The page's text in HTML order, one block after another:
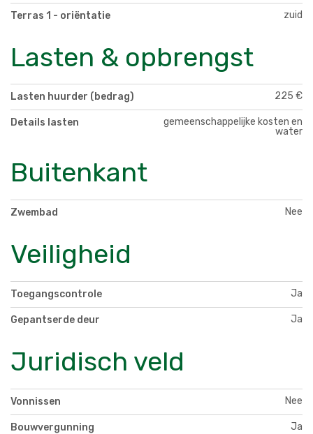
Terras 1 - oriëntatie zuid
Lasten & opbrengst
Lasten huurder (bedrag) 225 €
Details lasten
gemeenschappelijke kosten en
water
Buitenkant
Zwembad Nee
Veiligheid
Toegangscontrole Ja
Gepantserde deur Ja
Juridisch veld
Vonnissen Nee
Bouwvergunning Ja